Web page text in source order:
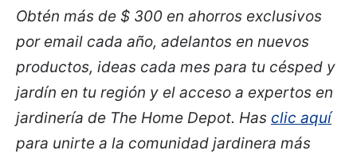
Obtén más de $ 300 en ahorros exclusivos
por email cada año, adelantos en nuevos
productos, ideas cada mes para tu césped y
jardín en tu región y el acceso a expertos en
jardinería de The Home Depot. Has clic aquí
para unirte a la comunidad jardinera más